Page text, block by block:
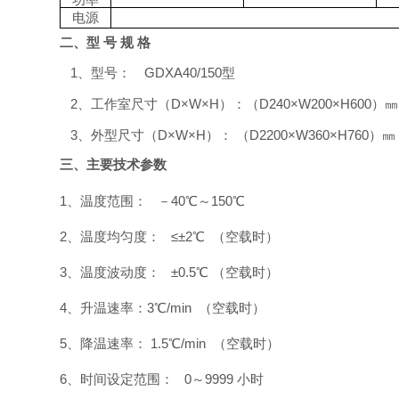
电源
二、型 号 规 格
1、型号：GDXA40/150型
2、工作室尺寸（D×W×H）：（D240×W200×H600）㎜
3、外型尺寸（D×W×H）： （D2200×W360×H760）㎜
三、主要技术参数
1、温度范围： －40℃ ～ 150℃
2、温度均匀度： ≤±2℃ （空载时）
3、温度波动度： ±0.5℃ （空载时）
4、升温速率：3℃/min （空载时）
5、降温速率： 1.5℃/min （空载时）
6、时间设定范围： 0～9999 小时